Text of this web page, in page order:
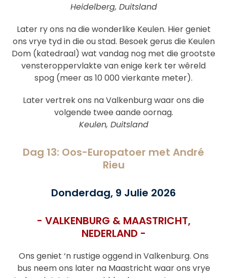
Heidelberg, Duitsland
Later ry ons na die wonderlike Keulen. Hier geniet
ons vrye tyd in die ou stad. Besoek gerus die Keulen
Dom (katedraal) wat vandag nog met die grootste
vensteroppervlakte van enige kerk ter wêreld
spog (meer as 10 000 vierkante meter).
Later vertrek ons na Valkenburg waar ons die
volgende twee aande oornag.
Keulen, Duitsland
Dag 13: Oos-Europatoer met André
Rieu
Donderdag, 9 Julie 2026
- VALKENBURG & MAASTRICHT,
NEDERLAND -
Ons geniet ‘n rustige oggend in Valkenburg. Ons
bus neem ons later na Maastricht waar ons vrye